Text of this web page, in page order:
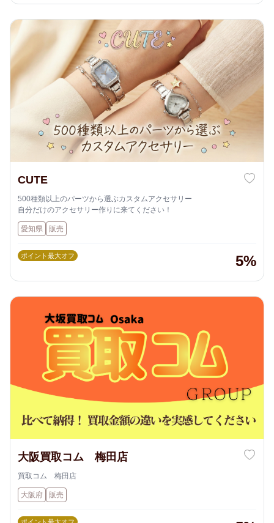
CUTE
500種類以上のパーツから選ぶカスタムアクセサリー
自分だけのアクセサリー作りに来てください！
愛知県 販売
ポイント最大オフ 5%
大阪買取コム 梅田店
買取コム 梅田店
大阪府 販売